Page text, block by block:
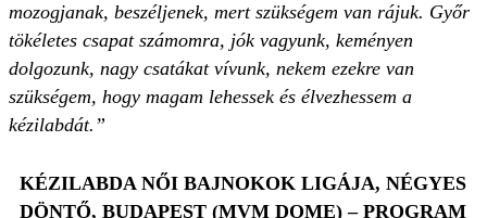
mozogjanak, beszéljenek, mert szükségem van rájuk. Győr
tökéletes csapat számomra, jók vagyunk, keményen
dolgozunk, nagy csatákat vívunk, nekem ezekre van
szükségem, hogy magam lehessek és élvezhessem a
kézilabdát.”
KÉZILABDA NŐI BAJNOKOK LIGÁJA, NÉGYES
DÖNTŐ, BUDAPEST (MVM DOME) – PROGRAM